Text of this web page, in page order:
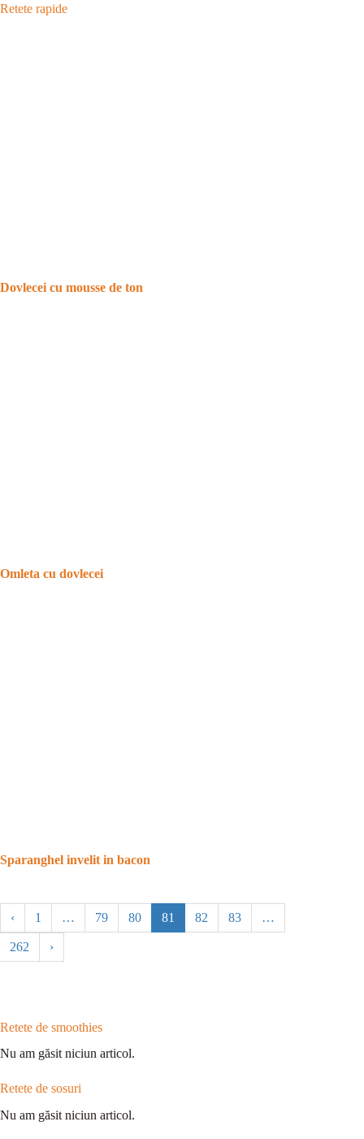
Retete rapide
Dovlecei cu mousse de ton
Omleta cu dovlecei
Sparanghel invelit in bacon
‹ 1 … 79 80 81 82 83 …
262 ›
Retete de smoothies
Nu am găsit niciun articol.
Retete de sosuri
Nu am găsit niciun articol.